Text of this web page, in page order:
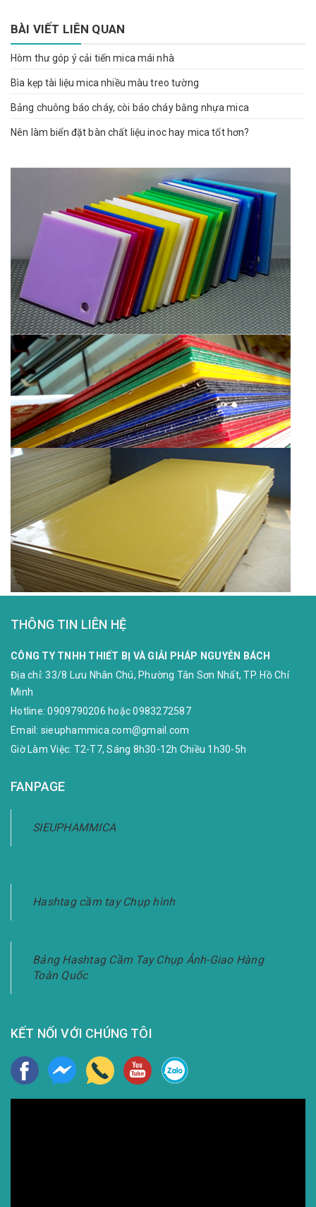
BÀI VIẾT LIÊN QUAN
Hòm thư góp ý cải tiến mica mái nhà
Bìa kẹp tài liệu mica nhiều màu treo tường
Bảng chuông báo cháy, còi báo cháy bằng nhựa mica
Nên làm biển đặt bàn chất liệu inoc hay mica tốt hơn?
THÔNG TIN LIÊN HỆ
CÔNG TY TNHH THIẾT BỊ VÀ GIẢI PHÁP NGUYỄN BÁCH
Địa chỉ:33/8 Lưu Nhân Chú, Phường Tân Sơn Nhất, TP. Hồ Chí
Minh
Hotline:0909790206 hoặc0983272587
Email: sieuphammica.com@gmail.com
Giờ Làm Việc: T2-T7, Sáng 8h30-12h Chiều 1h30-5h
FANPAGE
SIEUPHAMMICA
Hashtag cầm tay Chụp hình
Bảng Hashtag Cầm Tay Chụp Ảnh-Giao Hàng
Toàn Quốc
KẾT NỐI VỚI CHÚNG TÔI